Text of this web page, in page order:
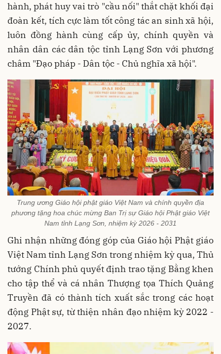
hành, phát huy vai trò "cầu nối" thắt chặt khối đại
đoàn kết, tích cực làm tốt công tác an sinh xã hội,
luôn đồng hành cùng cấp ủy, chính quyền và
nhân dân các dân tộc tỉnh Lạng Sơn với phương
châm "Đạo pháp - Dân tộc - Chủ nghĩa xã hội".
Trung ương Giáo hội phật giáo Việt Nam và chính quyền địa
phương tặng hoa chúc mừng Ban Trị sự Giáo hội Phật giáo Việt
Nam tỉnh Lạng Sơn, nhiệm kỳ 2026 - 2031
Ghi nhận những đóng góp của Giáo hội Phật giáo
Việt Nam tỉnh Lạng Sơn trong nhiệm kỳ qua, Thủ
tướng Chính phủ quyết định trao tặng Bằng khen
cho tập thể và cá nhân Thượng tọa Thích Quảng
Truyền đã có thành tích xuất sắc trong các hoạt
động Phật sự, từ thiện nhân đạo nhiệm kỳ 2022 -
2027.